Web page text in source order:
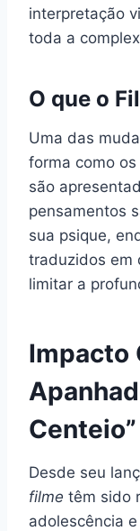
interpretação
toda a
O que o
Uma das
forma como
são
pensamentos
sua psique,
traduzidos em
limitar a
Impacto
Centeio”
Desde seu
filme têm sido
adolescência